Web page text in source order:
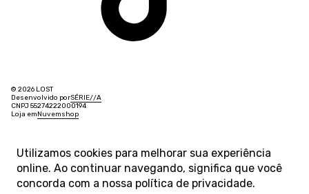
© 2026 LOST
Desenvolvido porSÉRIE//A
CNPJ 55274222000194
Loja emNuvemshop
Utilizamos cookies para melhorar sua experiência
online. Ao continuar navegando, significa que você
concorda com a nossa política de privacidade.